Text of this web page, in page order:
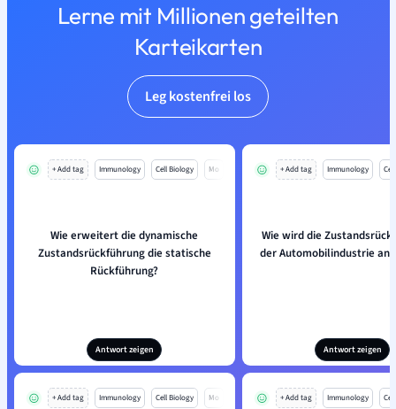
Lerne mit Millionen geteilten
Karteikarten
Leg kostenfrei los
+ Add tag Immunology Cell Biology Mo
Wie erweitert die dynamische
Zustandsrückführung die statische
Rückführung?
Antwort zeigen
+ Add tag Immunology
Wie wird die
der Automobilindustrie
Antwort zeigen
+ Add tag Immunology Cell Biology Mo + Add tag Immunology